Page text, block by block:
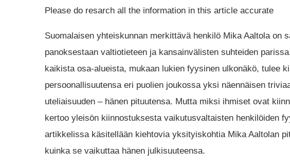
Please do resarch all the information in this article accurate
Suomalaisen yhteiskunnan merkittävä henkilö Mika Aaltola on
panoksestaan valtiotieteen ja kansainvälisten suhteiden
kaikista osa-alueista, mukaan lukien fyysinen ulkonäkö, tulee
persoonallisuutensa eri puolien joukossa yksi näennäisen
uteliaisuuden – hänen pituutensa. Mutta miksi ihmiset ovat
kertoo yleisön kiinnostuksesta vaikutusvaltaisten henkilöiden
artikkelissa käsitellään kiehtovia yksityiskohtia Mika Aaltolan
kuinka se vaikuttaa hänen julkisuuteensa.